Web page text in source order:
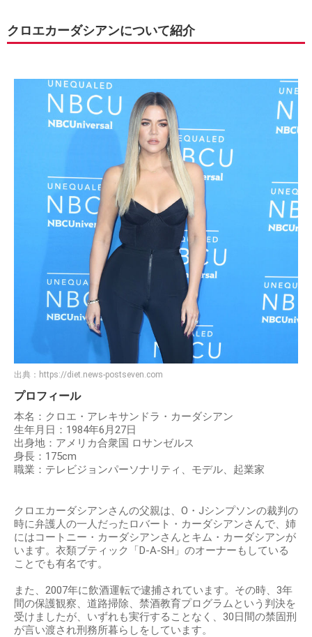
クロエカーダシアンについて紹介
出典： https://diet.news-postseven.com
プロフィール
本名：クロエ・アレキサンドラ・カーダシアン
生年月日：1984年6月27日
出身地：アメリカ合衆国 ロサンゼルス
身長：175cm
職業：テレビジョンパーソナリティ、モデル、起業家
クロエカーダシアンさんの父親は、O・Jシンプソンの裁判の
時に弁護人の一人だったロバート・カーダシアンさんで、姉
にはコートニー・カーダシアンさんとキム・カーダシアンが
います。衣類ブティック「D-A-SH」のオーナーもしている
ことでも有名です。
また、2007年に飲酒運転で逮捕されています。その時、3年
間の保護観察、道路掃除、禁酒教育プログラムという判決を
受けましたが、いずれも実行することなく、30日間の禁固刑
が言い渡され刑務所暮らしをしています。